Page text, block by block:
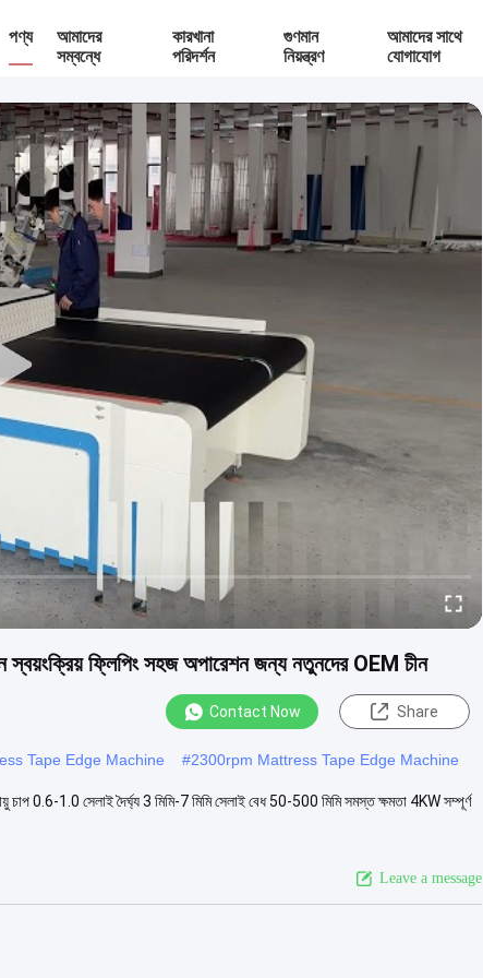
পণ্য
আমাদের
সম্বন্ধে
কারখানা
পরিদর্শন
গুণমান
নিয়ন্ত্রণ
আমাদের সাথে
যোগাযোগ
ফ্লিপিং সহজ অপারেশন জন্য নতুনদের OEM চীন
Contact Now Share
Tape Edge Machine #2300rpm Mattress Tape Edge Machine
0.6-1.0 সেলাই দৈর্ঘ্য 3 মিমি-7 মিমি সেলাই বেধ 50-500 মিমি সমস্ত ক্ষমতা 4KW সম্পূর্ণ
Leave a message